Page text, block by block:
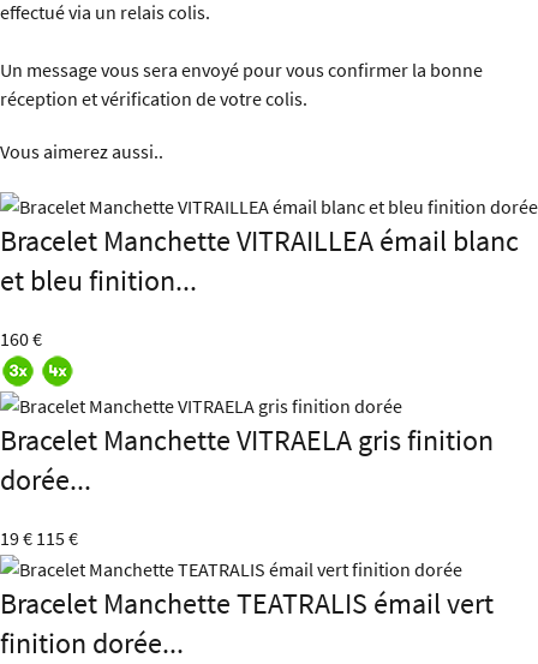
effectué via un relais colis.
Un message vous sera envoyé pour vous confirmer la bonne
réception et vérification de votre colis.
Vous aimerez aussi..
Bracelet Manchette VITRAILLEA émail blanc
et bleu finition...
160 €
Bracelet Manchette VITRAELA gris finition
dorée...
19 € 115 €
Bracelet Manchette TEATRALIS émail vert
finition dorée...